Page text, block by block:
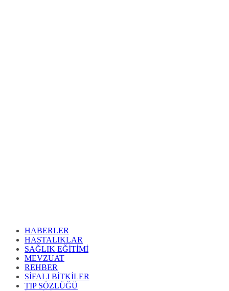
HABERLER
HASTALIKLAR
SAĞLIK EĞİTİMİ
MEVZUAT
REHBER
SİFALI BİTKİLER
TIP SÖZLÜĞÜ